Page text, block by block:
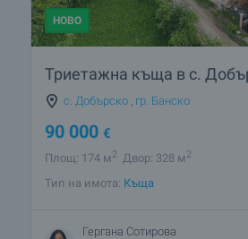
НОВО
Триетажна къща в с.
с. Добърско гр. Банско
90 000 €
Площ: 174 м2 Двор: 328 м2
Тип на имота: Къща
Гергана Сотирова